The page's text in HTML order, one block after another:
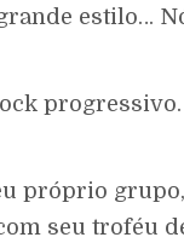
estilo…
próprio
seu troféu